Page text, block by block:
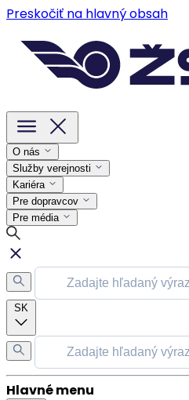
Preskočiť na hlavný obsah
O nás
Služby verejnosti
Kariéra
Pre dopravcov
Pre média
SK
Hlavné menu